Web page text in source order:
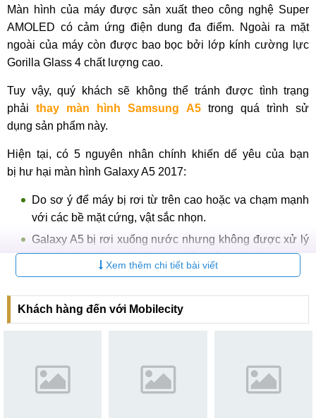
Màn hình của máy được sản xuất theo công nghệ Super
AMOLED có cảm ứng điện dung đa điểm. Ngoài ra mặt
ngoài của máy còn được bao bọc bởi lớp kính cường lực
Gorilla Glass 4 chất lượng cao.
Tuy vậy, quý khách sẽ không thể tránh được tình trạng
phảithay màn hình Samsung A5
trong quá trình sử
dụng sản phẩm này.
Hiện tại, có 5 nguyên nhân chính khiến dế yêu của bạn
bị hư hại màn hình Galaxy A5 2017:
Do sơ ý để máy bị rơi từ trên cao hoặc va chạm mạnh
với các bề mặt cứng, vật sắc nhọn.
Galaxy A5 bị rơi xuống nước nhưng không được xử lý
kịp thời làm hỏng các vi mạch nằm trên màn hình.
Trước đó quý khách từng bịthay màn hình Samsung
A52017 nhưng gặp phải sản phẩm kém chất lượng,
sử dụng lâu ngày bị xuống cấp trầm trọng.
Sau thời gian dài sử dụng các linh kiện Galaxy 2018
liên quan bắt đầu xuống cấp, suy giảm hiệu năng và
Xem thêm chi tiết bài viết
Khách hàng đến với Mobilecity